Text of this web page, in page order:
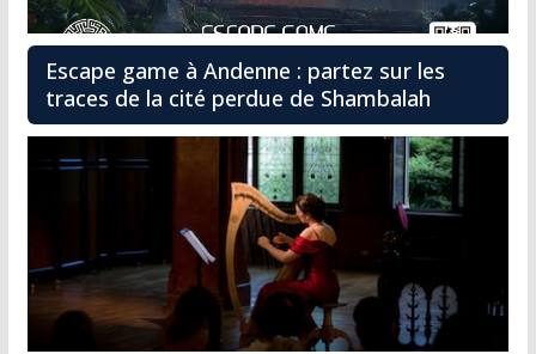
Escape game à Andenne : partez sur les
traces de la cité perdue de Shambalah